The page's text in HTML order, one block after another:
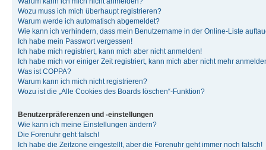
Wozu muss ich mich überhaupt registrieren?
Warum werde ich automatisch abgemeldet?
Wie kann ich verhindern, dass mein Benutzername in der Online-Liste
Ich habe mein Passwort vergessen!
Ich habe mich registriert, kann mich aber nicht anmelden!
Ich habe mich vor einiger Zeit registriert, kann mich aber nicht mehr
Was ist COPPA?
Warum kann ich mich nicht registrieren?
Wozu ist die „Alle Cookies des Boards löschen“-Funktion?
Benutzerpräferenzen und -einstellungen
Wie kann ich meine Einstellungen ändern?
Die Forenuhr geht falsch!
Ich habe die Zeitzone eingestellt, aber die Forenuhr geht immer noch falsch!